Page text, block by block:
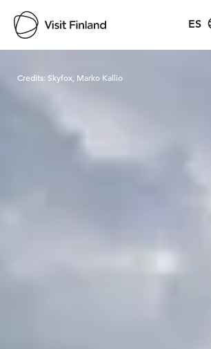
ES
Credits: Skyfox, Marko Kallio